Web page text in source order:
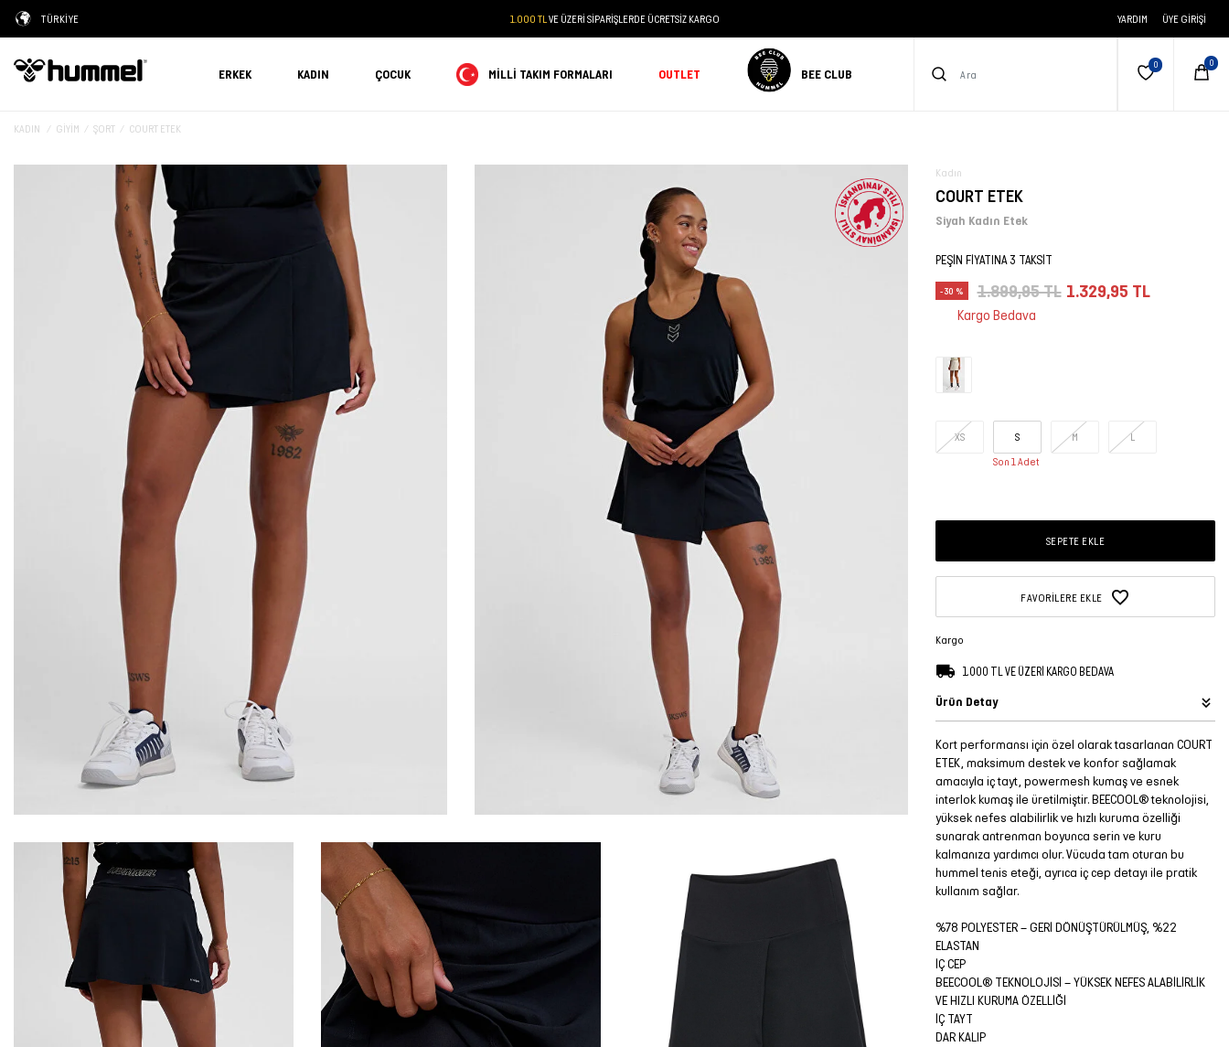
TÜRKİYE 1.000 TL VE ÜZERİ SİPARİŞLERDE ÜCRETSİZ KARGO YARDIM ÜYE GIRIŞI
ERKEK KADIN ÇOCUK MILLI TAKIM FORMALARI OUTLET BEE CLUB
KADIN GIYIM ŞORT COURT ETEK
Kadın
COURT ETEK
Siyah Kadın Etek
PEŞİN FİYATINA 3 TAKSİT
-30 % 1.899,95 TL 1.329,95 TL
Kargo Bedava
XS S
Son 1 Adet
M L
SEPETE EKLE
FAVORILERE EKLE
Kargo
1.000 TL VE ÜZERİ KARGO BEDAVA
Ürün Detay
Kort performansı için özel olarak tasarlanan COURT
ETEK, maksimum destek ve konfor sağlamak
amacıyla iç tayt, powermesh kumaş ve esnek
interlok kumaş ile üretilmiştir. BEECOOL® teknolojisi,
yüksek nefes alabilirlik ve hızlı kuruma özelliği
sunarak antrenman boyunca serin ve kuru
kalmanıza yardımcı olur. Vücuda tam oturan bu
hummel tenis eteği, ayrıca iç cep detayı ile pratik
kullanım sağlar.
%78 POLYESTER – GERİ DÖNÜŞTÜRÜLMÜŞ, %22
ELASTAN
İÇ CEP
BEECOOL® TEKNOLOJİSİ – YÜKSEK NEFES ALABİLİRLİK
VE HIZLI KURUMA ÖZELLİĞİ
İÇ TAYT
DAR KALIP